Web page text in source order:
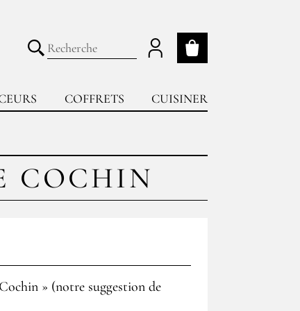
COFFRETS CUISINER
Mon panier
Lancer la recherche
COCHIN
» (notre suggestion de